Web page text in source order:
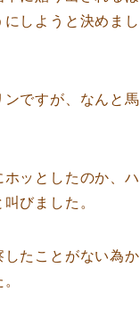
しようと決めまし
ですが、なんと馬
ッとしたのか、ハ
びました。
たことがない為か